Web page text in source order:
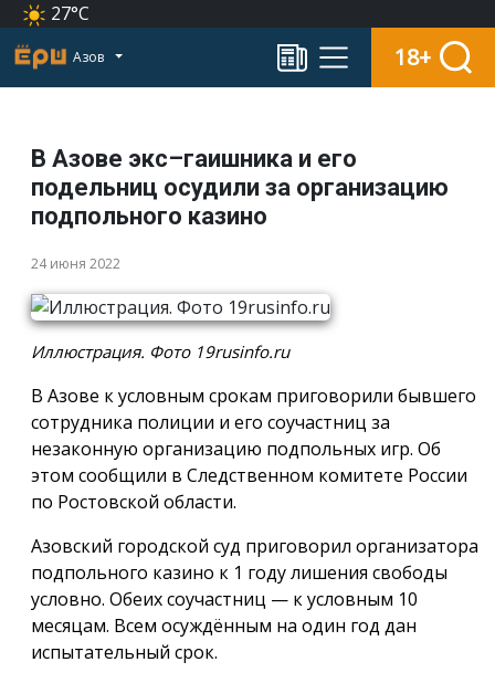
27°C
Азов 18+
В Азове экс–гаишника и его
подельниц осудили за организацию
подпольного казино
24 июня 2022
Иллюстрация. Фото 19rusinfo.ru
В Азове к условным срокам приговорили бывшего
сотрудника полиции и его соучастниц за
незаконную организацию подпольных игр. Об
этом сообщили в Следственном комитете России
по Ростовской области.
Азовский городской суд приговорил организатора
подпольного казино к 1 году лишения свободы
условно. Обеих соучастниц — к условным 10
месяцам. Всем осуждённым на один год дан
испытательный срок.